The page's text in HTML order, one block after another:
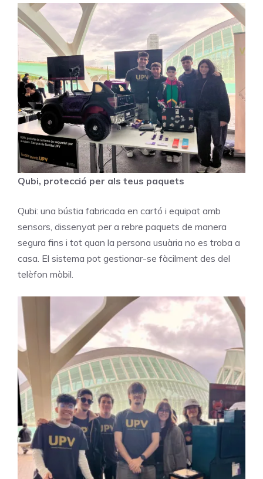
Qubi, protecció per als teus paquets
Qubi: una bústia fabricada en cartó i equipat amb
sensors, dissenyat per a rebre paquets de manera
segura fins i tot quan la persona usuària no es troba a
casa. El sistema pot gestionar-se fàcilment des del
telèfon mòbil.